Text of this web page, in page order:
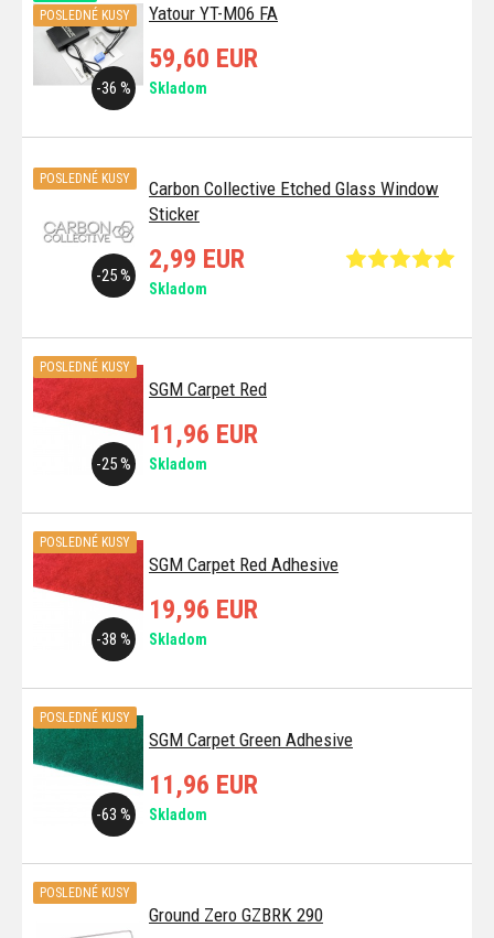
Yatour YT-M06 FA
-36 %
POSLEDNÉ KUSY
59,60 EUR
Skladom
Carbon Collective Etched Glass Window
Sticker
-25 %
POSLEDNÉ KUSY
2,99 EUR
Skladom
SGM Carpet Red
-25 %
POSLEDNÉ KUSY
11,96 EUR
Skladom
SGM Carpet Red Adhesive
-38 %
POSLEDNÉ KUSY
19,96 EUR
Skladom
SGM Carpet Green Adhesive
-63 %
POSLEDNÉ KUSY
11,96 EUR
Skladom
Ground Zero GZBRK 290
POSLEDNÉ KUSY